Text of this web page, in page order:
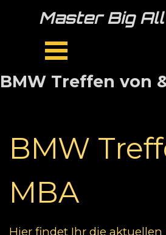
Master Big All
Menü überspringen
BMW Treffen von
BMW
MBA
Hier findet Ihr die aktuellen